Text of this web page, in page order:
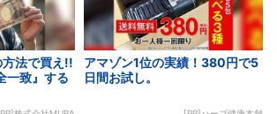
方法で買え!!
一致』する
アマゾン1位の実績！380円で5
日間お試し。